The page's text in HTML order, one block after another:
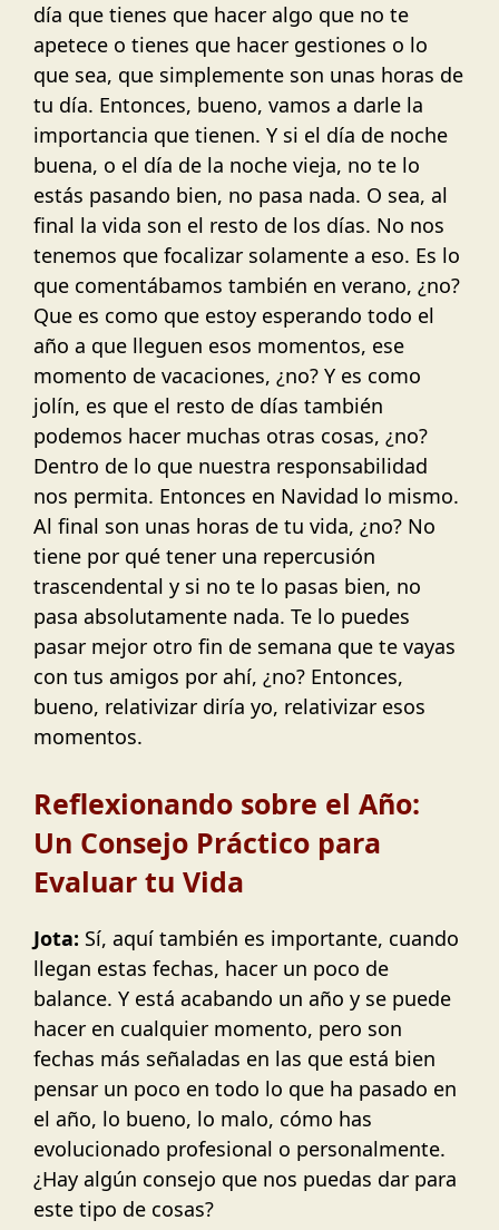
día que tienes que hacer algo que no te
apetece o tienes que hacer gestiones o lo
que sea, que simplemente son unas horas de
tu día. Entonces, bueno, vamos a darle la
importancia que tienen. Y si el día de noche
buena, o el día de la noche vieja, no te lo
estás pasando bien, no pasa nada. O sea, al
final la vida son el resto de los días. No nos
tenemos que focalizar solamente a eso. Es lo
que comentábamos también en verano, ¿no?
Que es como que estoy esperando todo el
año a que lleguen esos momentos, ese
momento de vacaciones, ¿no? Y es como
jolín, es que el resto de días también
podemos hacer muchas otras cosas, ¿no?
Dentro de lo que nuestra responsabilidad
nos permita. Entonces en Navidad lo mismo.
Al final son unas horas de tu vida, ¿no? No
tiene por qué tener una repercusión
trascendental y si no te lo pasas bien, no
pasa absolutamente nada. Te lo puedes
pasar mejor otro fin de semana que te vayas
con tus amigos por ahí, ¿no? Entonces,
bueno, relativizar diría yo, relativizar esos
momentos.
Reflexionando sobre el Año:
Un Consejo Práctico para
Evaluar tu Vida
Jota: Sí, aquí también es importante, cuando
llegan estas fechas, hacer un poco de
balance. Y está acabando un año y se puede
hacer en cualquier momento, pero son
fechas más señaladas en las que está bien
pensar un poco en todo lo que ha pasado en
el año, lo bueno, lo malo, cómo has
evolucionado profesional o personalmente.
¿Hay algún consejo que nos puedas dar para
este tipo de cosas?